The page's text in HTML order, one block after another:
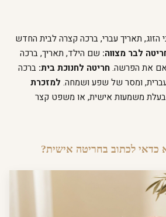
הזוג, תאריך עברי, ברכה קצרה לבית החדש
לבר מצווה: שם הילד, תאריך, ברכה
את הפרשה.חריטה לחנוכת בית: ברכה
ומסר של שפע ושמחה. למזכרת
בעלת משמעות אישית, או משפט קצר
כדאי לכתוב בחריטה אישית?